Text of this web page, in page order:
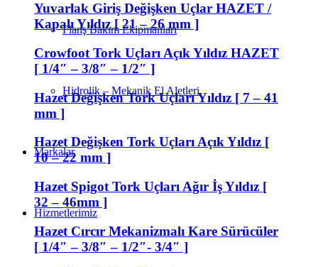
Flanş Bakım Ekipmanları
Hidrolik – Mekanik El Aletleri
Markalar
Hizmetlerimiz
Yuvarlak Giriş Değişken Uçlar HAZET /
Kapalı Yıldız [ 21 – 26 mm ]
Crowfoot Tork Uçları Açık Yıldız HAZET
[ 1/4″ – 3/8″ – 1/2″ ]
Hazet Değişken Tork Uçları Yıldız [ 7 – 41
mm ]
Hazet Değişken Tork Uçları Açık Yıldız [
10 – 22 mm ]
Hazet Spigot Tork Uçları Ağır İş Yıldız [
32 – 46mm ]
Hazet Cırcır Mekanizmalı Kare Sürücüler
[ 1/4″ – 3/8″ – 1/2″- 3/4″ ]